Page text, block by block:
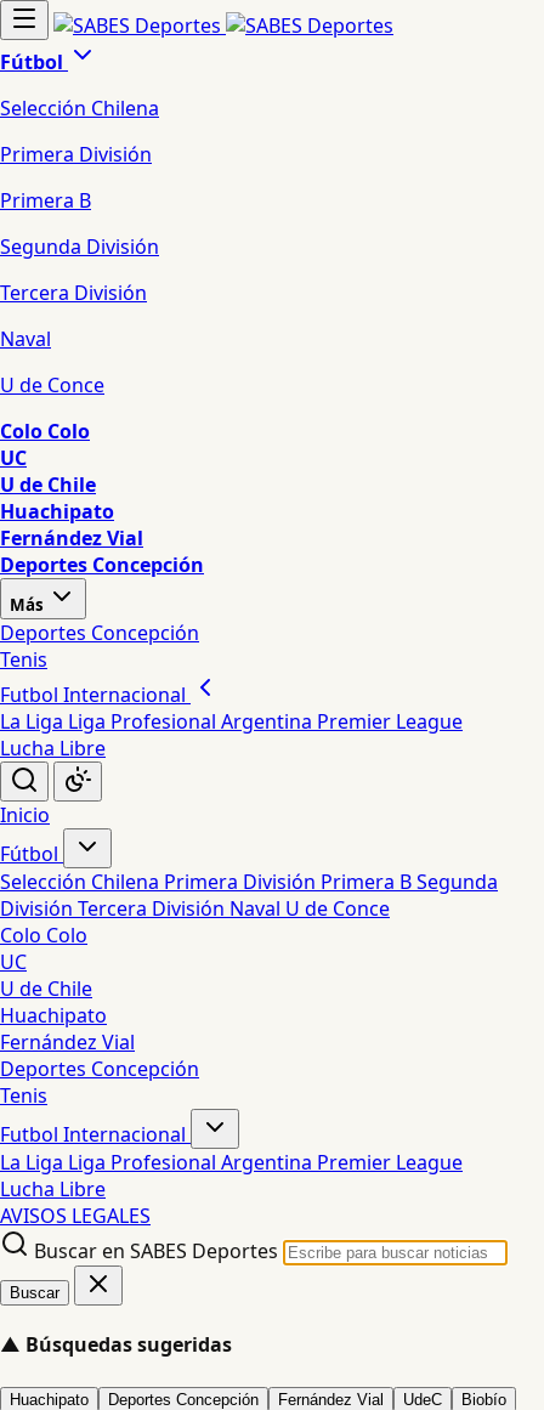
Fútbol
Selección Chilena
Primera División
Primera B
Segunda División
Tercera División
Naval
U de Conce
Colo Colo
UC
U de Chile
Huachipato
Fernández Vial
Deportes Concepción
Más
Deportes Concepción
Tenis
Futbol Internacional
La Liga Liga Profesional Argentina Premier League
Lucha Libre
Inicio
Fútbol
Selección Chilena Primera División Primera BSegunda
División Tercera División Naval U de Conce
Colo Colo
UC
U de Chile
Huachipato
Fernández Vial
Deportes Concepción
Tenis
Futbol Internacional
La Liga Liga Profesional Argentina Premier League
Lucha Libre
AVISOS LEGALES
Buscar en SABES Deportes
Buscar
▲ Búsquedas sugeridas
Huachipato Deportes Concepción Fernández Vial UdeC Biobío